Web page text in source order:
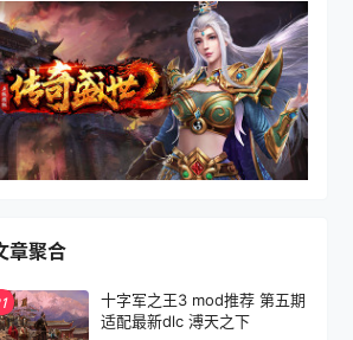
章聚合
十字军之王3 mod推荐 第五期
适配最新dlc 溥天之下